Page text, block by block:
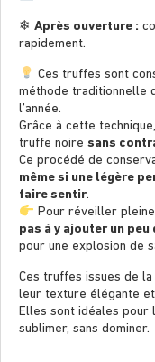
❄ Après ouverture :
rapidement.
Ces truffes sont
méthode traditionnelle
l’année.
Grâce à cette
truffe noire sans
Ce procédé de
même si une légère
faire sentir.
Pour réveiller
pas à y ajouter un
pour une explosion de
Ces truffes issues de la
leur texture élégante
Elles sont idéales
sublimer, sans dominer.